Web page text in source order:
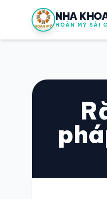
NHA
HOÀN MỸ SÀI